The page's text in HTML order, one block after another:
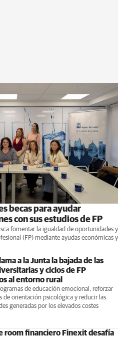
becas para ayudar
con sus estudios de FP
fomentar la igualdad de oportunidades y
(FP) mediante ayudas económicas y
a la Junta la bajada de las
y ciclos de FP
al entorno rural
de educación emocional, reforzar
de orientación psicológica y reducir las
generadas por los elevados costes
room financiero Finexit desafía